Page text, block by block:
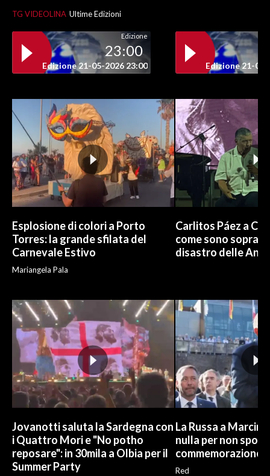
TG VIDEOLINA Ultime Edizioni
Edizione
23:00
Edizione 21-05-2026 23:00 Edizione 21-05-
Esplosione di colori a Porto
Torres: la grande sfilata del
Carnevale Estivo
Mariangela Pala
Carlitos Páez a
come sono
disastro delle
Jovanotti saluta la Sardegna con
i Quattro Mori e "No potho
reposare": in 30mila a Olbia per il
Summer Party
La Russa a
nulla per non
commemorazione
Red